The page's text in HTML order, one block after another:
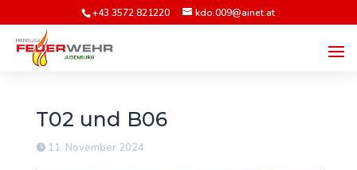
+43 3572 821220 kdo.009@ainet.at
T02 und B06
11. November 2024